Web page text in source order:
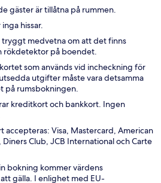
gäster är tillåtna på rummen.
hissar.
tryggt medvetna om att det finns
rökdetektor på boendet.
som används vid incheckning för
utgifter måste vara detsamma
på rumsbokningen.
kreditkort och bankkort. Ingen
accepteras: Visa, Mastercard, American
Diners Club, JCB International och Carte
bokning kommer värdens
gälla. I enlighet med EU-